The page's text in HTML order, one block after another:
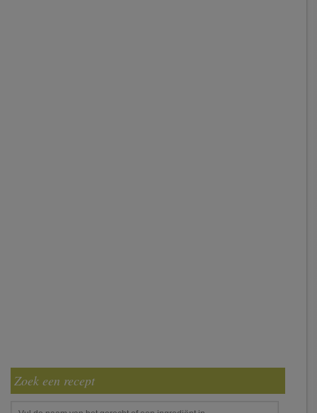
Zoek een recept